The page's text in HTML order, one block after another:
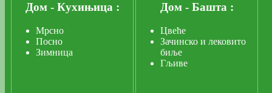
Дом - Кухињица :
Мрсно
Посно
Зимница
Дом - Башта :
Цвеће
Зачинско и лековито
биље
Гљиве